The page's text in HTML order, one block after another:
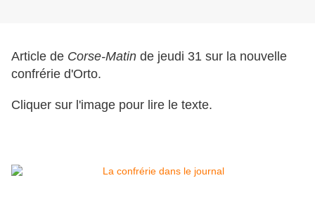
Article de Corse-Matin de jeudi 31 sur la nouvelle
confrérie d'Orto.
Cliquer sur l'image pour lire le texte.